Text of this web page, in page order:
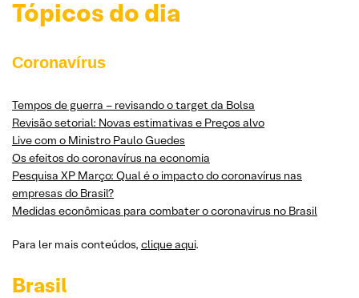
Tópicos do dia
Coronavírus
Tempos de guerra – revisando o target da Bolsa
Revisão setorial: Novas estimativas e Preços alvo
Live com o Ministro Paulo Guedes
Os efeitos do coronavírus na economia
Pesquisa XP Março: Qual é o impacto do coronavírus nas
empresas do Brasil?
Medidas econômicas para combater o coronavirus no Brasil
Para ler mais conteúdos, clique aqui.
Brasil